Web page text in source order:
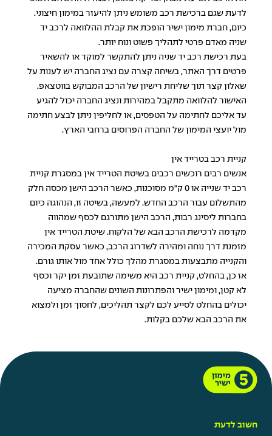
לדעת שגם ברכישת רכב משומש ניתן להיעזר במימון חיצוני.
כיום, חברת מימון ישיר הופכת את קבלת ההלוואה לרכב יד
שניה מאדם פרטי לתהליך פשוט ונוח יותר.
בעת רכישת רכב יד שניה ניתן להתקשר למוקד או להשאיר
פרטים דרך האתר, בשיחה קצרה עם נציג החברה יש לענות על
שאלון קצר תוך שליחת רישיון של הרכב המבוקש בווטצאפ.
האישור להלוואה מתקבל במהירות ונציג החברה יכול להגיע
עד אליכם לחתימה על הטפסים, או לחליפין ניתן לבצע חתימה
מול יועצי המימון של החברה הפרוסים ברחבי הארץ.
קניית רכב בטרייד אין
אנשים רבים רוכשים רכבים בשיטת הטרייד אין במסגרת קניית
רכב יד שנייה או 0 ק"מ מסוכנות, כאשר הרכב הישן מכסה חלק
מהתשלום עבור הרכב החדש. למעשה, בשיטה זו, הנהוגה כיום
בחברות ליסינג רבות, הרכב הישן מתורגם לכסף שמהווה
מקדמה לרכישת הרכב הבא של הלקוח. שיטת הטרייד אין
מזמנת דרך נוחה ומהירה לשדרוג הרכב, כאשר עסקת המכירה
והקנייה מתבצעות במסגרת מהלך כולל אחד מול אותו גורם.
אז כן, בהחלט, קניית רכב היא משימה שתובעת זמן יקר וכסף
לא קטן, ומימון ישיר והפתרונות השונים שהחברה מציעה
יכולים בהחלט לסייע לכם לקצר תהליכים, לחסוך זמן ולמצוא
את הרכב הבא שלכם בקלות.
חשוב לדעת